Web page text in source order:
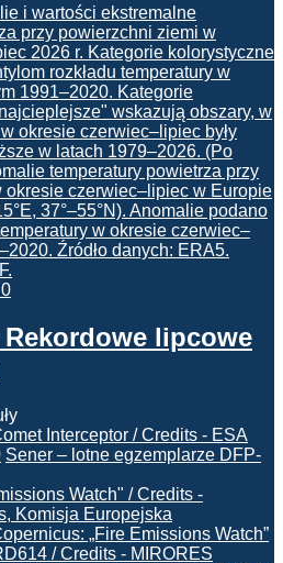
0
lipcowe
Sener – lotne egzemplarze DFP-
„Fire Emissions Watch”